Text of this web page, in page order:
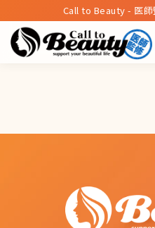
Call to Beauty - 医師